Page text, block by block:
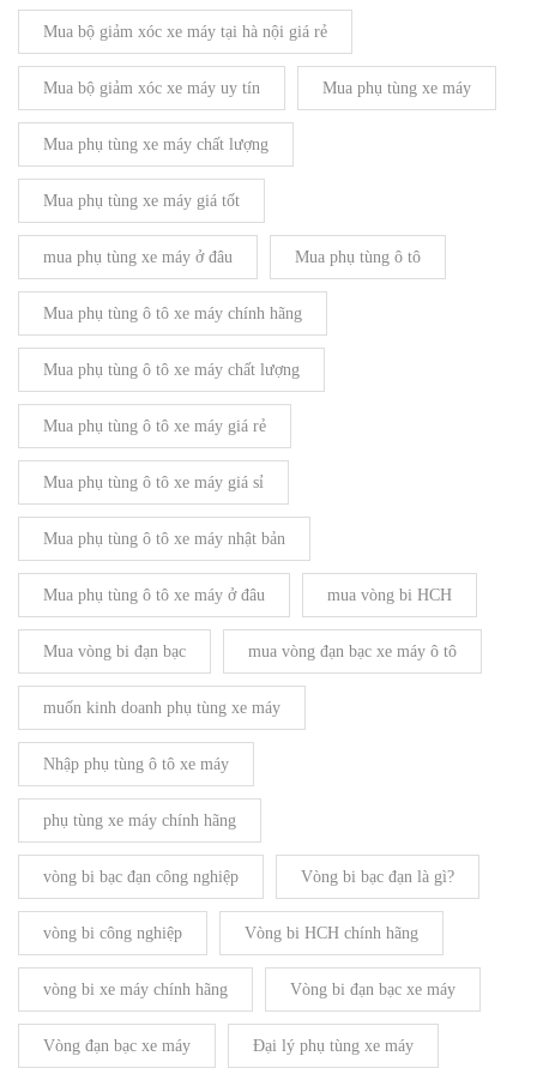
Mua bộ giảm xóc xe máy tại hà nội giá rẻ
Mua bộ giảm xóc xe máy uy tín Mua phụ tùng xe máy
Mua phụ tùng xe máy chất lượng
Mua phụ tùng xe máy giá tốt
mua phụ tùng xe máy ở đâu Mua phụ tùng ô tô
Mua phụ tùng ô tô xe máy chính hãng
Mua phụ tùng ô tô xe máy chất lượng
Mua phụ tùng ô tô xe máy giá rẻ
Mua phụ tùng ô tô xe máy giá sỉ
Mua phụ tùng ô tô xe máy nhật bản
Mua phụ tùng ô tô xe máy ở đâu mua vòng bi HCH
Mua vòng bi đạn bạc mua vòng đạn bạc xe máy ô tô
muốn kinh doanh phụ tùng xe máy
Nhập phụ tùng ô tô xe máy
phụ tùng xe máy chính hãng
vòng bi bạc đạn công nghiệp Vòng bi bạc đạn là gì?
vòng bi công nghiệp Vòng bi HCH chính hãng
vòng bi xe máy chính hãng Vòng bi đạn bạc xe máy
Vòng đạn bạc xe máy Đại lý phụ tùng xe máy